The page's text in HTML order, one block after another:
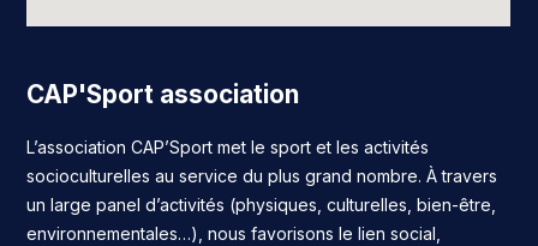
CAP'Sport association
L’association CAP’Sport met le sport et les activités
socioculturelles au service du plus grand nombre. À travers
un large panel d’activités (physiques, culturelles, bien-être,
environnementales…), nous favorisons le lien social,